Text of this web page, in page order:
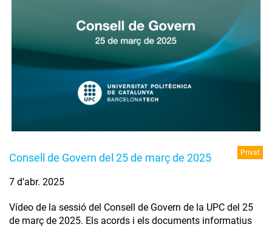
Consell de Govern del 25 de març de 2025 Privat
7 d’abr. 2025
Vídeo de la sessió del Consell de Govern de la UPC del 25
de març de 2025. Els acords i els documents informatius